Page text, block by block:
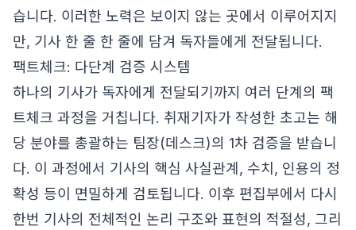
습니다. 이러한 노력은 보이지 않는 곳에서 이루어지지
만, 기사 한 줄 한 줄에 담겨 독자들에게 전달됩니다.
팩트체크: 다단계 검증 시스템
하나의 기사가 독자에게 전달되기까지 여러 단계의 팩
트체크 과정을 거칩니다. 취재기자가 작성한 초고는 해
당 분야를 총괄하는 팀장(데스크)의 1차 검증을 받습니
다. 이 과정에서 기사의 핵심 사실관계, 수치, 인용의 정
확성 등이 면밀하게 검토됩니다. 이후 편집부에서 다시
한번 기사의 전체적인 논리 구조와 표현의 적절성, 그리